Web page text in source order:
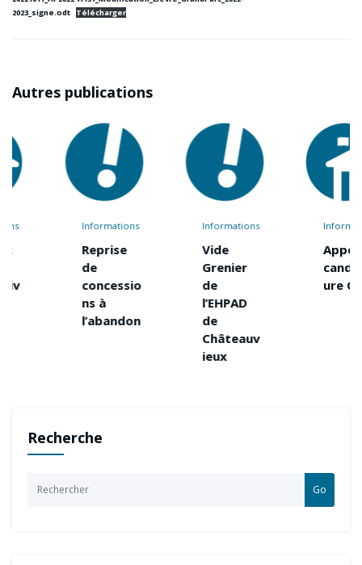
2023_signe.odt
Télécharger
Autres publications
Informations
Reprise
concessio
l’abandon
Informations
Grenier
l’EHPAD
Châteauv
Informations
Appel à
candidat
ure CCAS
Recherche
Go